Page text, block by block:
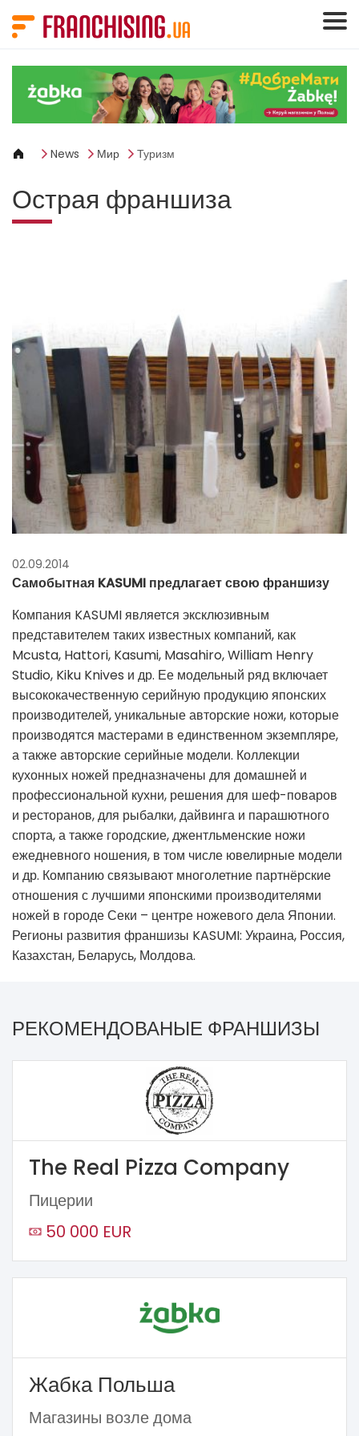
News Мир Туризм
Острая франшиза
02.09.2014
Самобытная KASUMI предлагает свою франшизу
Компания KASUMI является эксклюзивным
представителем таких известных компаний, как
Mcusta, Hattori, Kasumi, Masahiro, William Henry
Studio, Kiku Knives и др. Ее модельный ряд включает
высококачественную серийную продукцию японских
производителей, уникальные авторские ножи, которые
производятся мастерами в единственном экземпляре,
а также авторские серийные модели. Коллекции
кухонных ножей предназначены для домашней и
профессиональной кухни, решения для шеф-поваров
и ресторанов, для рыбалки, дайвинга и парашютного
спорта, а также городские, джентльменские ножи
ежедневного ношения, в том числе ювелирные модели
и др. Компанию связывают многолетние партнёрские
отношения с лучшими японскими производителями
ножей в городе Секи – центре ножевого дела Японии.
Регионы развития франшизы KASUMI: Украина, Россия,
Казахстан, Беларусь, Молдова.
РЕКОМЕНДОВАНЫЕ ФРАНШИЗЫ
The Real Pizza Company
Пицерии
50 000 EUR
Жабка Польша
Магазины возле дома